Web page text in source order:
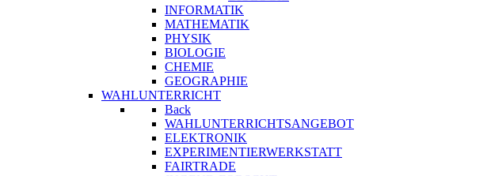
INFORMATIK
MATHEMATIK
PHYSIK
BIOLOGIE
CHEMIE
GEOGRAPHIE
WAHLUNTERRICHT
Back
WAHLUNTERRICHTSANGEBOT
ELEKTRONIK
EXPERIMENTIERWERKSTATT
FAIRTRADE